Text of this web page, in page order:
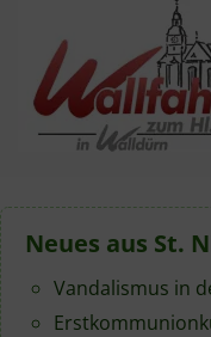
Neues aus St.
Vandalismus in